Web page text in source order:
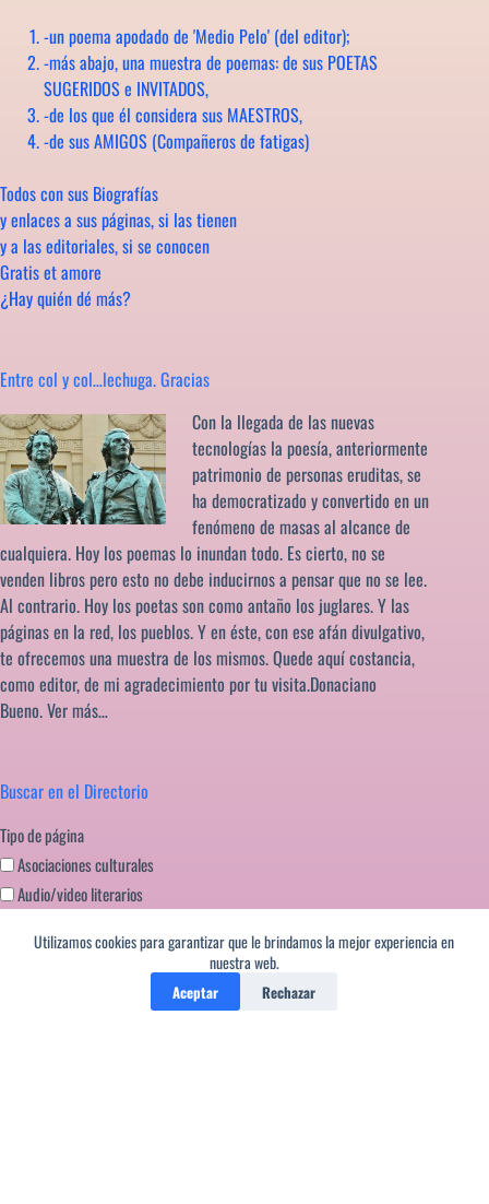
Utilizamos cookies para garantizar que le brindamos la mejor experiencia en
nuestra web.
Aceptar Rechazar
-un poema apodado de 'Medio Pelo' (del editor);
-más abajo, una muestra de poemas: de sus POETAS
SUGERIDOS e INVITADOS,
-de los que él considera sus MAESTROS,
-de sus AMIGOS (Compañeros de fatigas)
Todos con sus Biografías
y enlaces a sus páginas, si las tienen
y a las editoriales, si se conocen
Gratis et amore
¿Hay quién dé más?
Entre col y col…lechuga. Gracias
Con la llegada de las nuevas
tecnologías la poesía, anteriormente
patrimonio de personas eruditas, se
ha democratizado y convertido en un
fenómeno de masas al alcance de
cualquiera. Hoy los poemas lo inundan todo. Es cierto, no se
venden libros pero esto no debe inducirnos a pensar que no se lee.
Al contrario. Hoy los poetas son como antaño los juglares. Y las
páginas en la red, los pueblos. Y en éste, con ese afán divulgativo,
te ofrecemos una muestra de los mismos. Quede aquí costancia,
como editor, de mi agradecimiento por tu visita.Donaciano
Bueno.Ver más…
Buscar en el Directorio
Tipo de página
Asociaciones culturales
Audio/video literarios
Editoriales literatura